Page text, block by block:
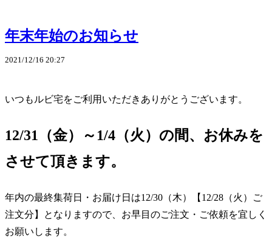
年末年始のお知らせ
2021/12/16 20:27
いつもルビ宅をご利用いただきありがとうございます。
12/31 （金）～ 1/4 （火）の間、お休みを
させて頂きます。
年内の最終集荷日・お届け日は12/30 （木）【 12/28 （火）ご
注文分】となりますので、お早目のご注文・ご依頼を宜しく
お願いします。